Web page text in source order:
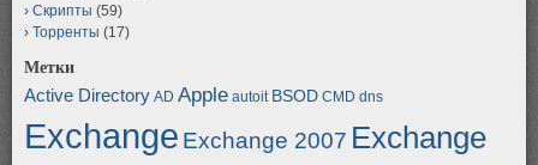
Скрипты (59)
Торренты (17)
Метки
Active Directory AD Apple autoit BSOD CMD dns
Exchange Exchange 2007 Exchange